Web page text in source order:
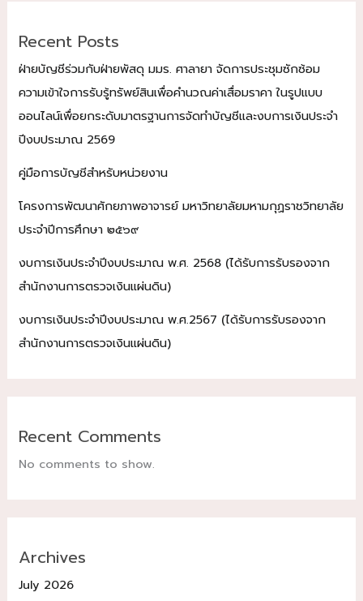
Recent Posts
ฝ่ายบัญชีร่วมกับฝ่ายพัสดุ มมร. ศาลายา จัดการประชุมซักซ้อม
ความเข้าใจการรับรู้ทรัพย์สินเพื่อคำนวณค่าเสื่อมราคา ในรูปแบบ
ออนไลน์เพื่อยกระดับมาตรฐานการจัดทำบัญชีและงบการเงินประจำ
ปีงบประมาณ 2569
คู่มือการบัญชีสำหรับหน่วยงาน
โครงการพัฒนาศักยภาพอาจารย์ มหาวิทยาลัยมหามกุฏราชวิทยาลัย
ประจำปีการศึกษา ๒๕๖๙
งบการเงินประจำปีงบประมาณ พ.ศ. 2568 (ได้รับการรับรองจาก
สำนักงานการตรวจเงินแผ่นดิน)
งบการเงินประจำปีงบประมาณ พ.ศ.2567 (ได้รับการรับรองจาก
สำนักงานการตรวจเงินแผ่นดิน)
Recent Comments
No comments to show.
Archives
July 2026